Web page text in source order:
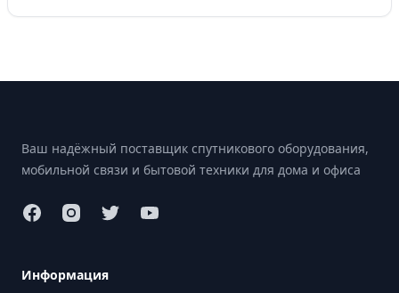
Ваш надёжный поставщик спутникового оборудования,
мобильной связи и бытовой техники для дома и офиса
Информация